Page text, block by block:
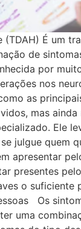
É um
de
por
nos
as
mas ainda
Ele
julgue quem
apresentar
presentes
o suficiente
Os
uma